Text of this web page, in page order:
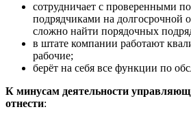
сотрудничает с проверенными
подрядчиками на долгосрочной
сложно найти порядочных
в штате компании работают
рабочие;
берёт на себя все функции по
К минусам деятельности
отнести: